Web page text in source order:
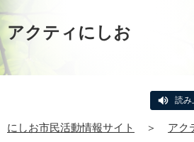
アクティにしお
読み
にしお市民活動情報サイト ＞ アク